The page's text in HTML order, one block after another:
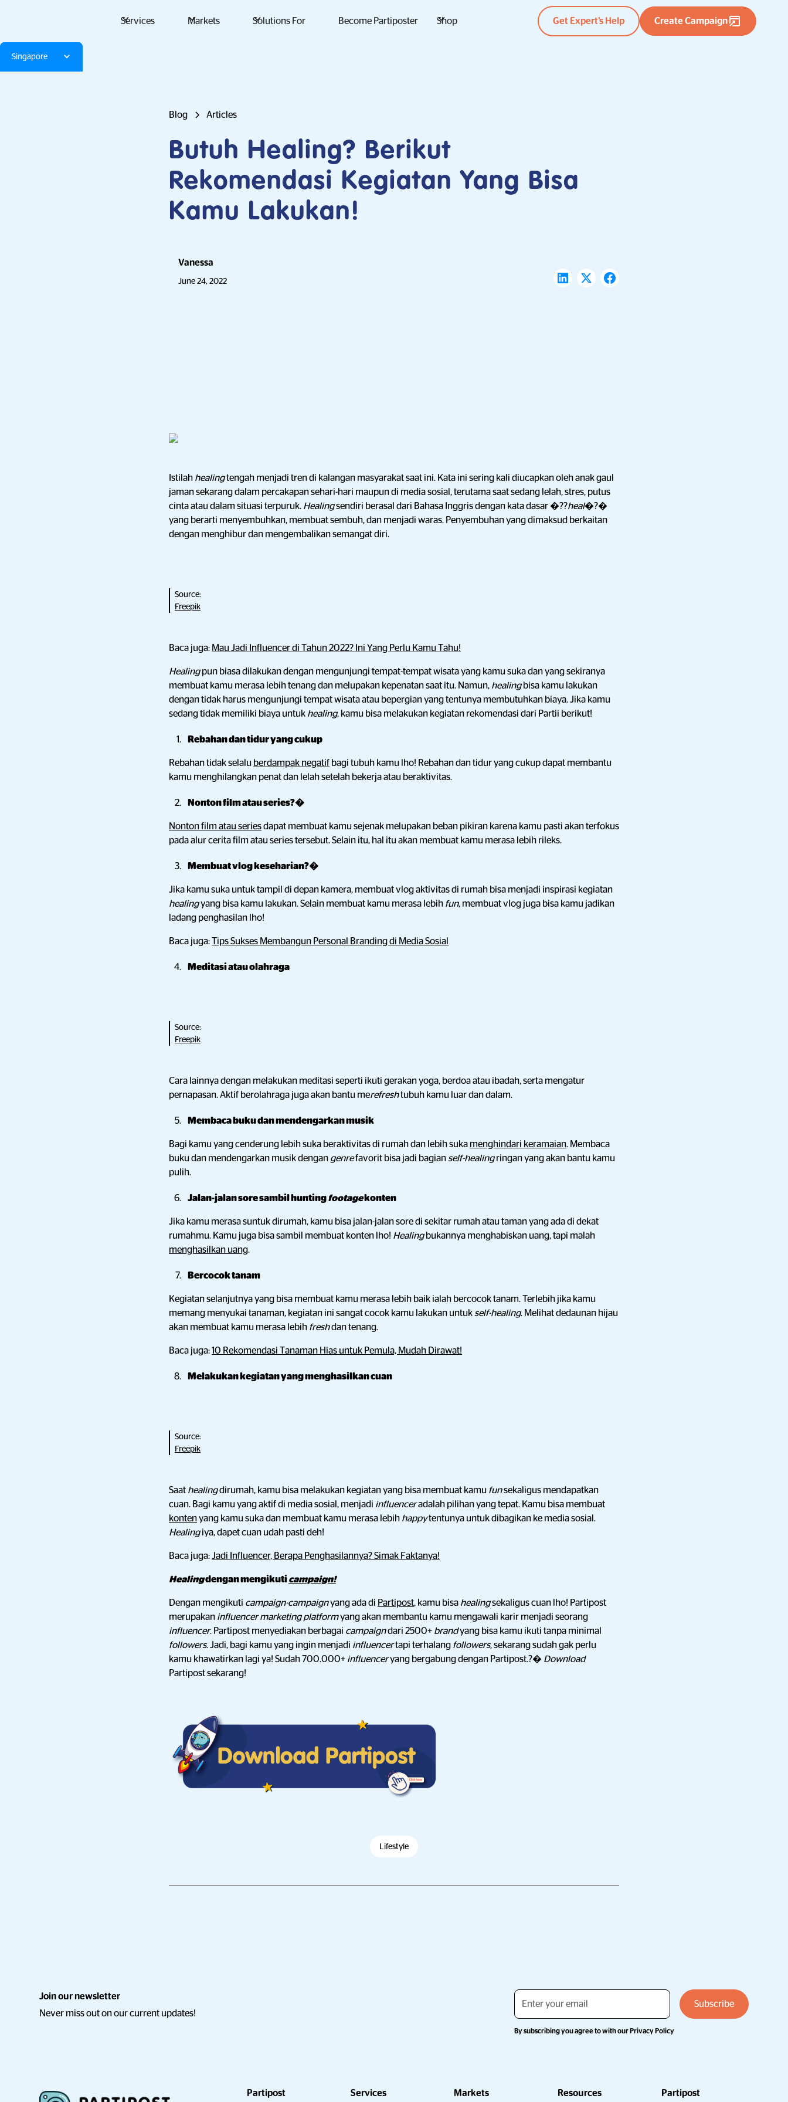
Services Markets Solutions For Become Partiposter Shop Get Expert’s Help Create Campaign
Singapore
Blog Articles
Butuh Healing? Berikut
Rekomendasi Kegiatan Yang Bisa
Kamu Lakukan!
Vanessa
June 24, 2022
Istilah healingtengah menjadi tren di kalangan masyarakat saat ini. Kata ini sering kali diucapkan oleh anak gaul
jaman sekarang dalam percakapan sehari-hari maupun di media sosial, terutama saat sedang lelah, stres, putus
cinta atau dalam situasi terpuruk. Healingsendiri berasal dari Bahasa Inggris dengan kata dasar �??heal�?�
yang berarti menyembuhkan, membuat sembuh, dan menjadi waras. Penyembuhan yang dimaksud berkaitan
dengan menghibur dan mengembalikan semangat diri.
Source:
Freepik
Baca juga: Mau Jadi Influencer di Tahun 2022? Ini Yang Perlu Kamu Tahu!
Healingpun biasa dilakukan dengan mengunjungi tempat-tempat wisata yang kamu suka dan yang sekiranya
membuat kamu merasa lebih tenang dan melupakan kepenatan saat itu. Namun, healingbisa kamu lakukan
dengan tidak harus mengunjungi tempat wisata atau bepergian yang tentunya membutuhkan biaya. Jika kamu
sedang tidak memiliki biaya untuk healing, kamu bisa melakukan kegiatan rekomendasi dari Partii berikut!
Rebahan dan tidur yang cukup
Rebahan tidak selalu berdampak negatif bagi tubuh kamu lho! Rebahan dan tidur yang cukup dapat membantu
kamu menghilangkan penat dan lelah setelah bekerja atau beraktivitas.
Nonton film atau series?�
Nonton film atau seriesdapat membuat kamu sejenak melupakan beban pikiran karena kamu pasti akan terfokus
pada alur cerita film atau series tersebut. Selain itu, hal itu akan membuat kamu merasa lebih rileks.
Membuat vlog keseharian?�
Jika kamu suka untuk tampil di depan kamera, membuat vlog aktivitas di rumah bisa menjadi inspirasi kegiatan
healingyang bisa kamu lakukan. Selain membuat kamu merasa lebih fun, membuat vlog juga bisa kamu jadikan
ladang penghasilan lho!
Baca juga: Tips Sukses Membangun Personal Branding di Media Sosial
Meditasi atau olahraga
Source:
Freepik
Cara lainnya dengan melakukan meditasi seperti ikuti gerakan yoga, berdoa atau ibadah, serta mengatur
pernapasan. Aktif berolahraga juga akan bantu merefreshtubuh kamu luar dan dalam.
Membaca buku dan mendengarkan musik
Bagi kamu yang cenderung lebih suka beraktivitas di rumah dan lebih suka menghindari keramaian. Membaca
buku dan mendengarkan musik dengan genrefavorit bisa jadi bagian self-healingringan yang akan bantu kamu
pulih.
Jalan-jalan sore sambil huntingfootagekonten
Jika kamu merasa suntuk dirumah, kamu bisa jalan-jalan sore di sekitar rumah atau taman yang ada di dekat
rumahmu. Kamu juga bisa sambil membuat konten lho! Healingbukannya menghabiskan uang, tapi malah
menghasilkan uang.
Bercocok tanam
Kegiatan selanjutnya yang bisa membuat kamu merasa lebih baik ialah bercocok tanam. Terlebih jika kamu
memang menyukai tanaman, kegiatan ini sangat cocok kamu lakukan untuk self-healing. Melihat dedaunan hijau
akan membuat kamu merasa lebih freshdan tenang.
Baca juga:10 Rekomendasi Tanaman Hias untuk Pemula, Mudah Dirawat!
Melakukan kegiatan yang menghasilkan cuan
Source:
Freepik
Saat healingdirumah, kamu bisa melakukan kegiatan yang bisa membuat kamu funsekaligus mendapatkan
cuan. Bagi kamu yang aktif di media sosial, menjadi influenceradalah pilihan yang tepat. Kamu bisa membuat
kontenyang kamu suka dan membuat kamu merasa lebih happytentunya untuk dibagikan ke media sosial.
Healingiya, dapet cuan udah pasti deh!
Baca juga:Jadi Influencer, Berapa Penghasilannya? Simak Faktanya!
Healingdengan mengikuticampaign!
Dengan mengikuti campaign-campaignyang ada di Partipost, kamu bisa healingsekaligus cuan lho! Partipost
merupakan influencer marketing platformyang akan membantu kamu mengawali karir menjadi seorang
influencer. Partipost menyediakan berbagai campaigndari 2500+ brandyang bisa kamu ikuti tanpa minimal
followers. Jadi, bagi kamu yang ingin menjadi influencertapi terhalang followers, sekarang sudah gak perlu
kamu khawatirkan lagi ya! Sudah 700.000+ influenceryang bergabung dengan Partipost.?� Download
Partipost sekarang!
Lifestyle
Join our newsletter
Never miss out on our current updates!
By subscribing you agree to with ourPrivacy Policy
Partipost Services Markets Resources Partipost